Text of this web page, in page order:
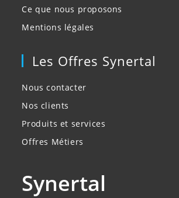
Ce que nous proposons
Mentions légales
Les Offres Synertal
Nous contacter
Nos clients
Produits et services
Offres Métiers
Synertal